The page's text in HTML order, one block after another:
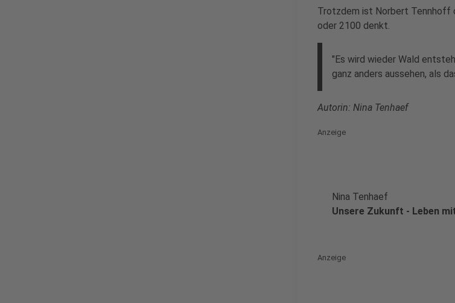
Trotzdem ist Norbert Tennhoff
oder 2100 denkt.
"Es wird wieder Wald
ganz anders aussehen, als
Autorin: Nina Tenhaef
Anzeige
Nina Tenhaef
Unsere Zukunft - Leben
Anzeige